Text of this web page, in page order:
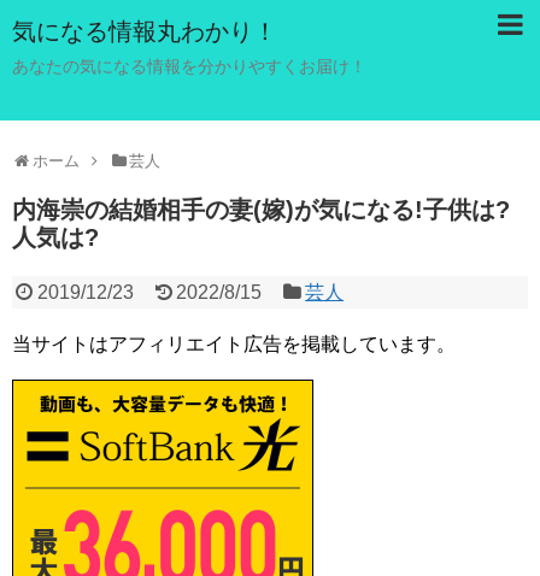
気になる情報丸わかり！
あなたの気になる情報を分かりやすくお届け！
ホーム 芸人
内海崇の結婚相手の妻(嫁)が気になる!子供は?
人気は?
2019/12/23 2022/8/15 芸人
当サイトはアフィリエイト広告を掲載しています。